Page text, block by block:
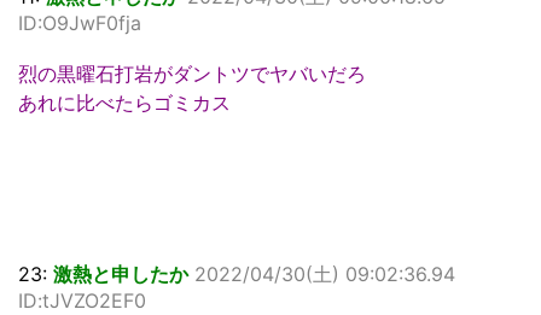
ID:O9JwF0fja
烈の黒曜石打岩がダントツでヤバいだろ
あれに比べたらゴミカス
23: 激熱と申したか 2022/04/30(土) 09:02:36.94
ID:tJVZO2EF0